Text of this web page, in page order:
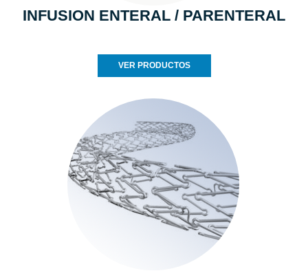
INFUSION ENTERAL / PARENTERAL
VER PRODUCTOS